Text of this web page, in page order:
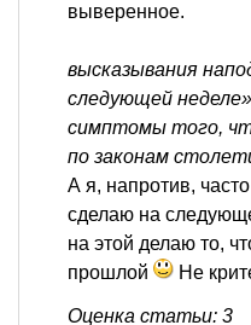
выверенное.
высказывания
следующей
симптомы того,
по законам
А я, напротив,
сделаю на
на этой делаю то,
прошлой
Не
Оценка статьи: 3